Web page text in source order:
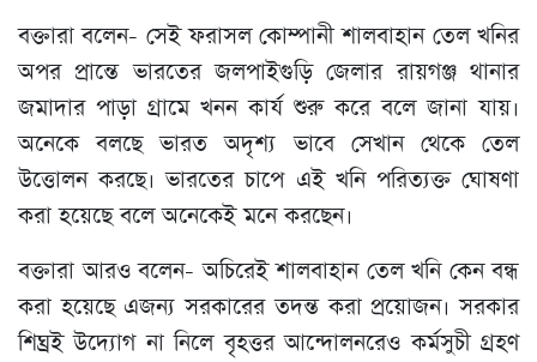
বক্তারা বলেন- সেই ফরাসল কোম্পানী শালবাহান তেল খনির
অপর প্রান্তে ভারতের জলপাইগুড়ি জেলার রায়গঞ্জ থানার
জমাদার পাড়া গ্রামে খনন কার্য শুরু করে বলে জানা যায়।
অনেকে বলছে ভারত অদৃশ্য ভাবে সেখান থেকে তেল
উত্তোলন করছে। ভারতের চাপে এই খনি পরিত্যক্ত ঘোষণা
করা হয়েছে বলে অনেকেই মনে করছেন।
বক্তারা আরও বলেন- অচিরেই শালবাহান তেল খনি কেন বন্ধ
করা হয়েছে এজন্য সরকারের তদন্ত করা প্রয়োজন। সরকার
শিঘ্রই উদ্যোগ না নিলে বৃহত্তর আন্দোলনরেও কর্মসুচী গ্রহণ